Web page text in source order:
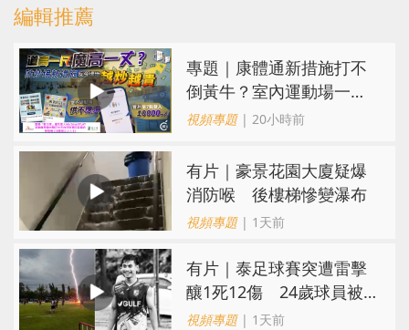
編輯推薦
專題｜康體通新措施打不
倒黃牛？室內運動場一場
難求越炒越貴
視頻專題| 20小時前
有片｜豪景花園大廈疑爆
消防喉 後樓梯慘變瀑布
視頻專題| 1天前
有片｜泰足球賽突遭雷擊
釀1死12傷 24歲球員被
閃電劈中亡
視頻專題| 1天前